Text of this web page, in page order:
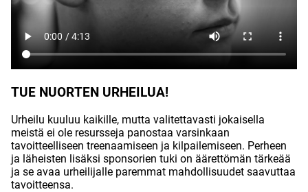
TUE NUORTEN URHEILUA!
Urheilu kuuluu kaikille, mutta valitettavasti jokaisella
meistä ei ole resursseja panostaa varsinkaan
tavoitteelliseen treenaamiseen ja kilpailemiseen. Perheen
ja läheisten lisäksi sponsorien tuki on äärettömän tärkeää
ja se avaa urheilijalle paremmat mahdollisuudet saavuttaa
tavoitteensa.